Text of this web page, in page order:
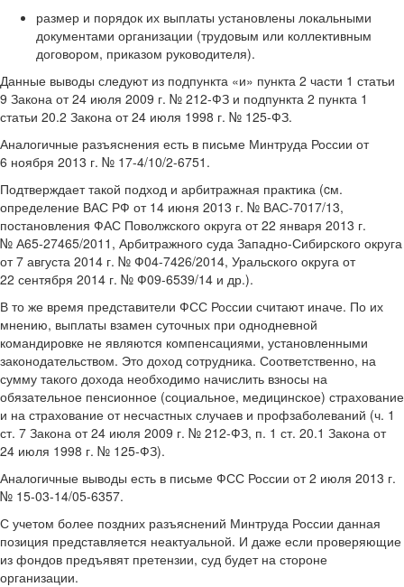
размер и порядок их выплаты установлены локальными
документами организации (трудовым или коллективным
договором, приказом руководителя).
Данные выводы следуют из подпункта «и» пункта 2 части 1 статьи
9 Закона от 24 июля 2009 г. № 212-ФЗ и подпункта 2 пункта 1
статьи 20.2 Закона от 24 июля 1998 г. № 125-ФЗ.
Аналогичные разъяснения есть в письме Минтруда России от
6 ноября 2013 г. № 17-4/10/2-6751.
Подтверждает такой подход и арбитражная практика (cм.
определение ВАС РФ от 14 июня 2013 г. № ВАС-7017/13,
постановления ФАС Поволжского округа от 22 января 2013 г.
№ А65-27465/2011, Арбитражного суда Западно-Сибирского округа
от 7 августа 2014 г. № Ф04-7426/2014, Уральского округа от
22 сентября 2014 г. № Ф09-6539/14 и др.).
В то же время представители ФСС России считают иначе. По их
мнению, выплаты взамен суточных при однодневной
командировке не являются компенсациями, установленными
законодательством. Это доход сотрудника. Соответственно, на
сумму такого дохода необходимо начислить взносы на
обязательное пенсионное (социальное, медицинское) страхование
и на страхование от несчастных случаев и профзаболеваний (ч. 1
ст. 7 Закона от 24 июля 2009 г. № 212-ФЗ, п. 1 ст. 20.1 Закона от
24 июля 1998 г. № 125-ФЗ).
Аналогичные выводы есть в письме ФСС России от 2 июля 2013 г.
№ 15-03-14/05-6357.
С учетом более поздних разъяснений Минтруда России данная
позиция представляется неактуальной. И даже если проверяющие
из фондов предъявят претензии, суд будет на стороне
организации.